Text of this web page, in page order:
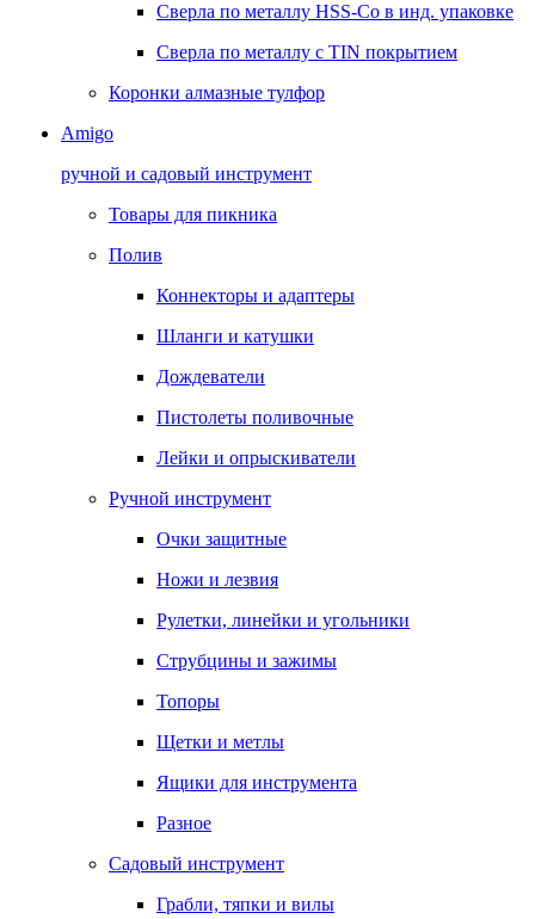
Сверла по металлу HSS-Co в инд. упаковке
Сверла по металлу с TIN покрытием
Коронки алмазные тулфор
Amigo
ручной и садовый инструмент
Товары для пикника
Полив
Коннекторы и адаптеры
Шланги и катушки
Дождеватели
Пистолеты поливочные
Лейки и опрыскиватели
Ручной инструмент
Очки защитные
Ножи и лезвия
Рулетки, линейки и угольники
Струбцины и зажимы
Топоры
Щетки и метлы
Ящики для инструмента
Разное
Садовый инструмент
Грабли, тяпки и вилы